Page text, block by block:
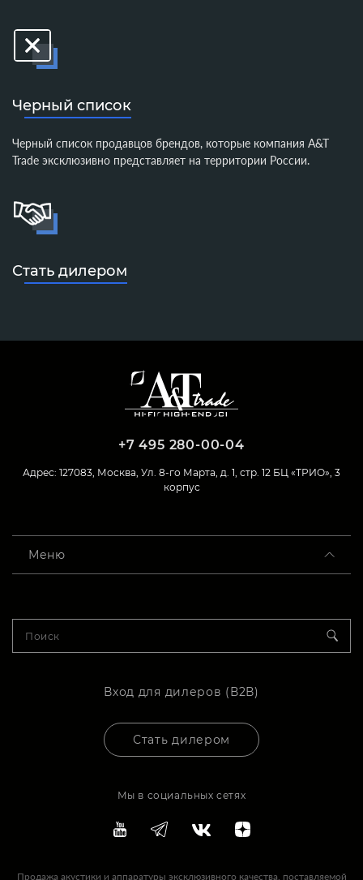
Черный список
Черный список продавцов брендов, которые компания A&T
Trade эксклюзивно представляет на территории России.
Стать дилером
+7 495 280-00-04
Адрес: 127083, Москва, Ул. 8-го Марта, д. 1, стр. 12 БЦ «ТРИО», 3
корпус
Меню
Вход для дилеров (В2В)
Стать дилером
Мы в социальных сетях
Продажа акустики и аппаратуры эксклюзивного качества, поставляемой